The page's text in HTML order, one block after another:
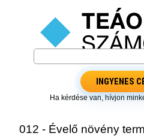
INGYENES
Ha kérdése van, hívjon
012 - Évelő növény